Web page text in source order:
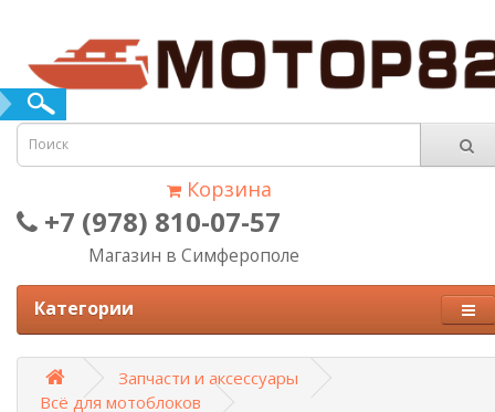
Корзина
+7 (978) 810-07-57
Магазин в Симферополе
Категории
Запчасти и аксессуары
Всё для мотоблоков